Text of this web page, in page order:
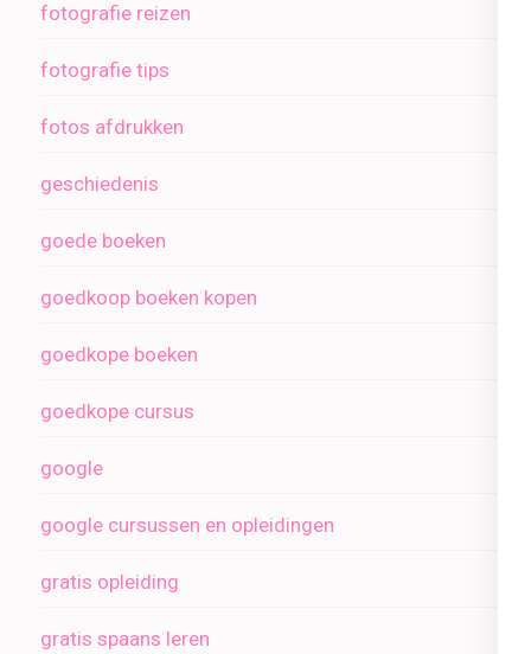
fotografie reizen
fotografie tips
fotos afdrukken
geschiedenis
goede boeken
goedkoop boeken kopen
goedkope boeken
goedkope cursus
google
google cursussen en opleidingen
gratis opleiding
gratis spaans leren